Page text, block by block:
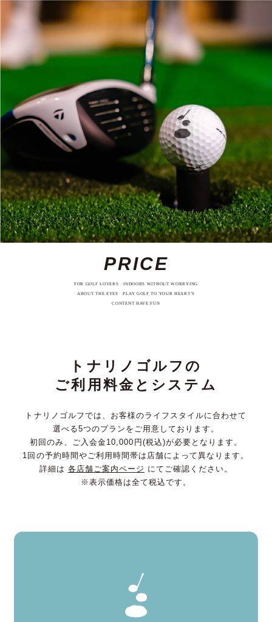
PRICE
FOR GOLF LOVERS INDOORS WITHOUT WORRYING
ABOUT THE EYES PLAY GOLF TO YOUR HEART’S
CONTENT HAVE FUN
トナリノゴルフの
ご利用料金とシステム
トナリノゴルフでは、お客様のライフスタイルに合わせて
選べる5つのプランをご用意しております。
初回のみ、ご入会金10,000円(税込)が必要となります。
1回の予約時間やご利用時間帯は店舗によって異なります。
詳細は 各店舗ご案内ページ にてご確認ください。
※表示価格は全て税込です。